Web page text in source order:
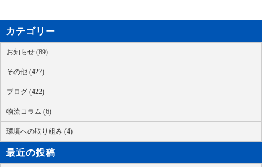
カテゴリー
お知らせ (89)
その他 (427)
ブログ (422)
物流コラム (6)
環境への取り組み (4)
最近の投稿